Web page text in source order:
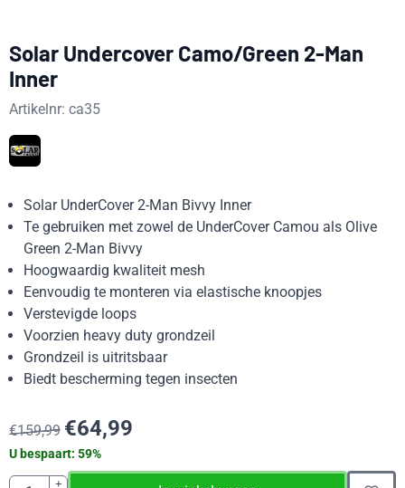
Solar Undercover Camo/Green 2-Man
Inner
Artikelnr: ca35
Solar UnderCover 2-Man Bivvy Inner
Te gebruiken met zowel de UnderCover Camou als Olive
Green 2-Man Bivvy
Hoogwaardig kwaliteit mesh
Eenvoudig te monteren via elastische knoopjes
Verstevigde loops
Voorzien heavy duty grondzeil
Grondzeil is uitritsbaar
Biedt bescherming tegen insecten
€159,99 €64,99
U bespaart: 59%
Aantal
+